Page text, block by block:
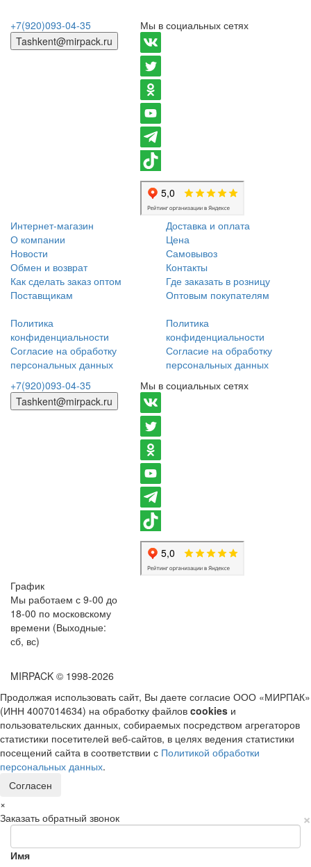
+7(920)093-04-35
Tashkent@mirpack.ru
Мы в социальных сетях
Интернет-магазин
О компании
Новости
Обмен и возврат
Как сделать заказ оптом
Поставщикам
Политика
конфиденциальности
Согласие на обработку
персональных данных
Доставка и оплата
Цена
Самовывоз
Контакты
Где заказать в розницу
Оптовым покупателям
Политика
конфиденциальности
Согласие на обработку
персональных данных
+7(920)093-04-35
Tashkent@mirpack.ru
Мы в социальных сетях
График
Мы работаем с 9-00 до
18-00 по московскому
времени (Выходные:
сб, вс)
MIRPACK © 1998-2026
Продолжая использовать сайт, Вы даете согласие ООО «МИРПАК»
(ИНН 4007014634) на обработку файлов cookies и
пользовательских данных, собираемых посредством агрегаторов
статистики посетителей веб-сайтов, в целях ведения статистики
посещений сайта в соответствии с Политикой обработки
персональных данных.
Согласен
×
×
Заказать обратный звонок
Имя